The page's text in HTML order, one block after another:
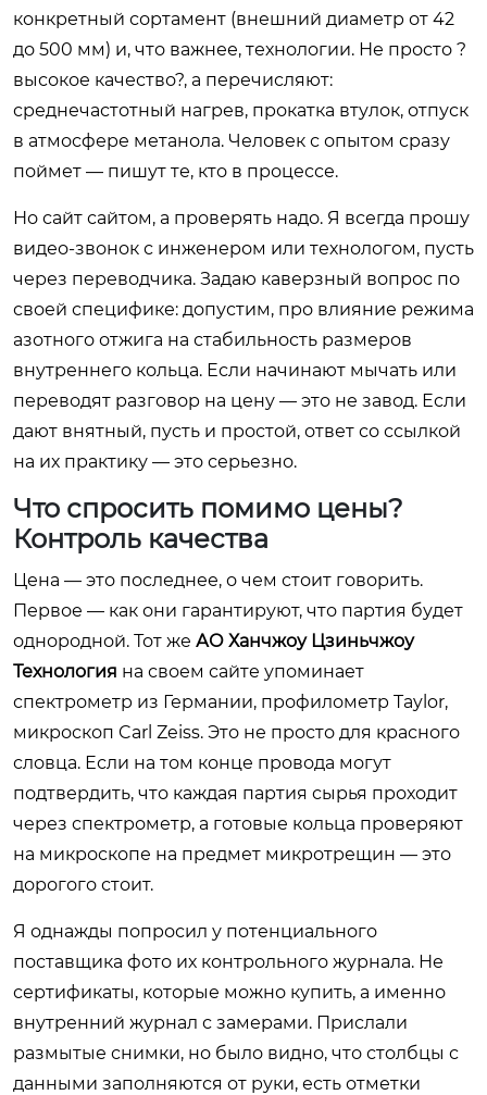
конкретный сортамент (внешний диаметр от 42
до 500 мм) и, что важнее, технологии. Не просто ?
высокое качество?, а перечисляют:
среднечастотный нагрев, прокатка втулок, отпуск
в атмосфере метанола. Человек с опытом сразу
поймет — пишут те, кто в процессе.
Но сайт сайтом, а проверять надо. Я всегда прошу
видео-звонок с инженером или технологом, пусть
через переводчика. Задаю каверзный вопрос по
своей специфике: допустим, про влияние режима
азотного отжига на стабильность размеров
внутреннего кольца. Если начинают мычать или
переводят разговор на цену — это не завод. Если
дают внятный, пусть и простой, ответ со ссылкой
на их практику — это серьезно.
Что спросить помимо цены?
Контроль качества
Цена — это последнее, о чем стоит говорить.
Первое — как они гарантируют, что партия будет
однородной. Тот же АО Ханчжоу Цзиньчжоу
Технология на своем сайте упоминает
спектрометр из Германии, профилометр Taylor,
микроскоп Carl Zeiss. Это не просто для красного
словца. Если на том конце провода могут
подтвердить, что каждая партия сырья проходит
через спектрометр, а готовые кольца проверяют
на микроскопе на предмет микротрещин — это
дорогого стоит.
Я однажды попросил у потенциального
поставщика фото их контрольного журнала. Не
сертификаты, которые можно купить, а именно
внутренний журнал с замерами. Прислали
размытые снимки, но было видно, что столбцы с
данными заполняются от руки, есть отметки